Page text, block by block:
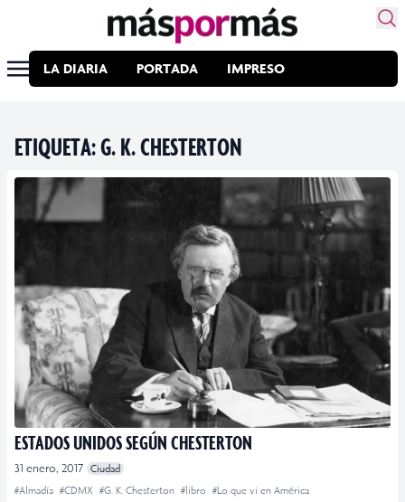
LA DIARIA PORTADA IMPRESO
ETIQUETA:G. K. CHESTERTON
ESTADOS UNIDOS SEGÚN CHESTERTON
31 enero, 2017 Ciudad
#Almadía #CDMX #G. K. Chesterton #libro #Lo que vi en América